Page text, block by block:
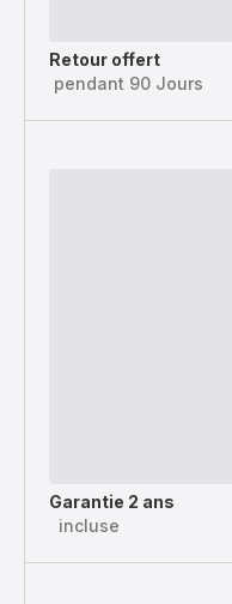
Retour offert
pendant 90 Jours
Garantie 2 ans
incluse